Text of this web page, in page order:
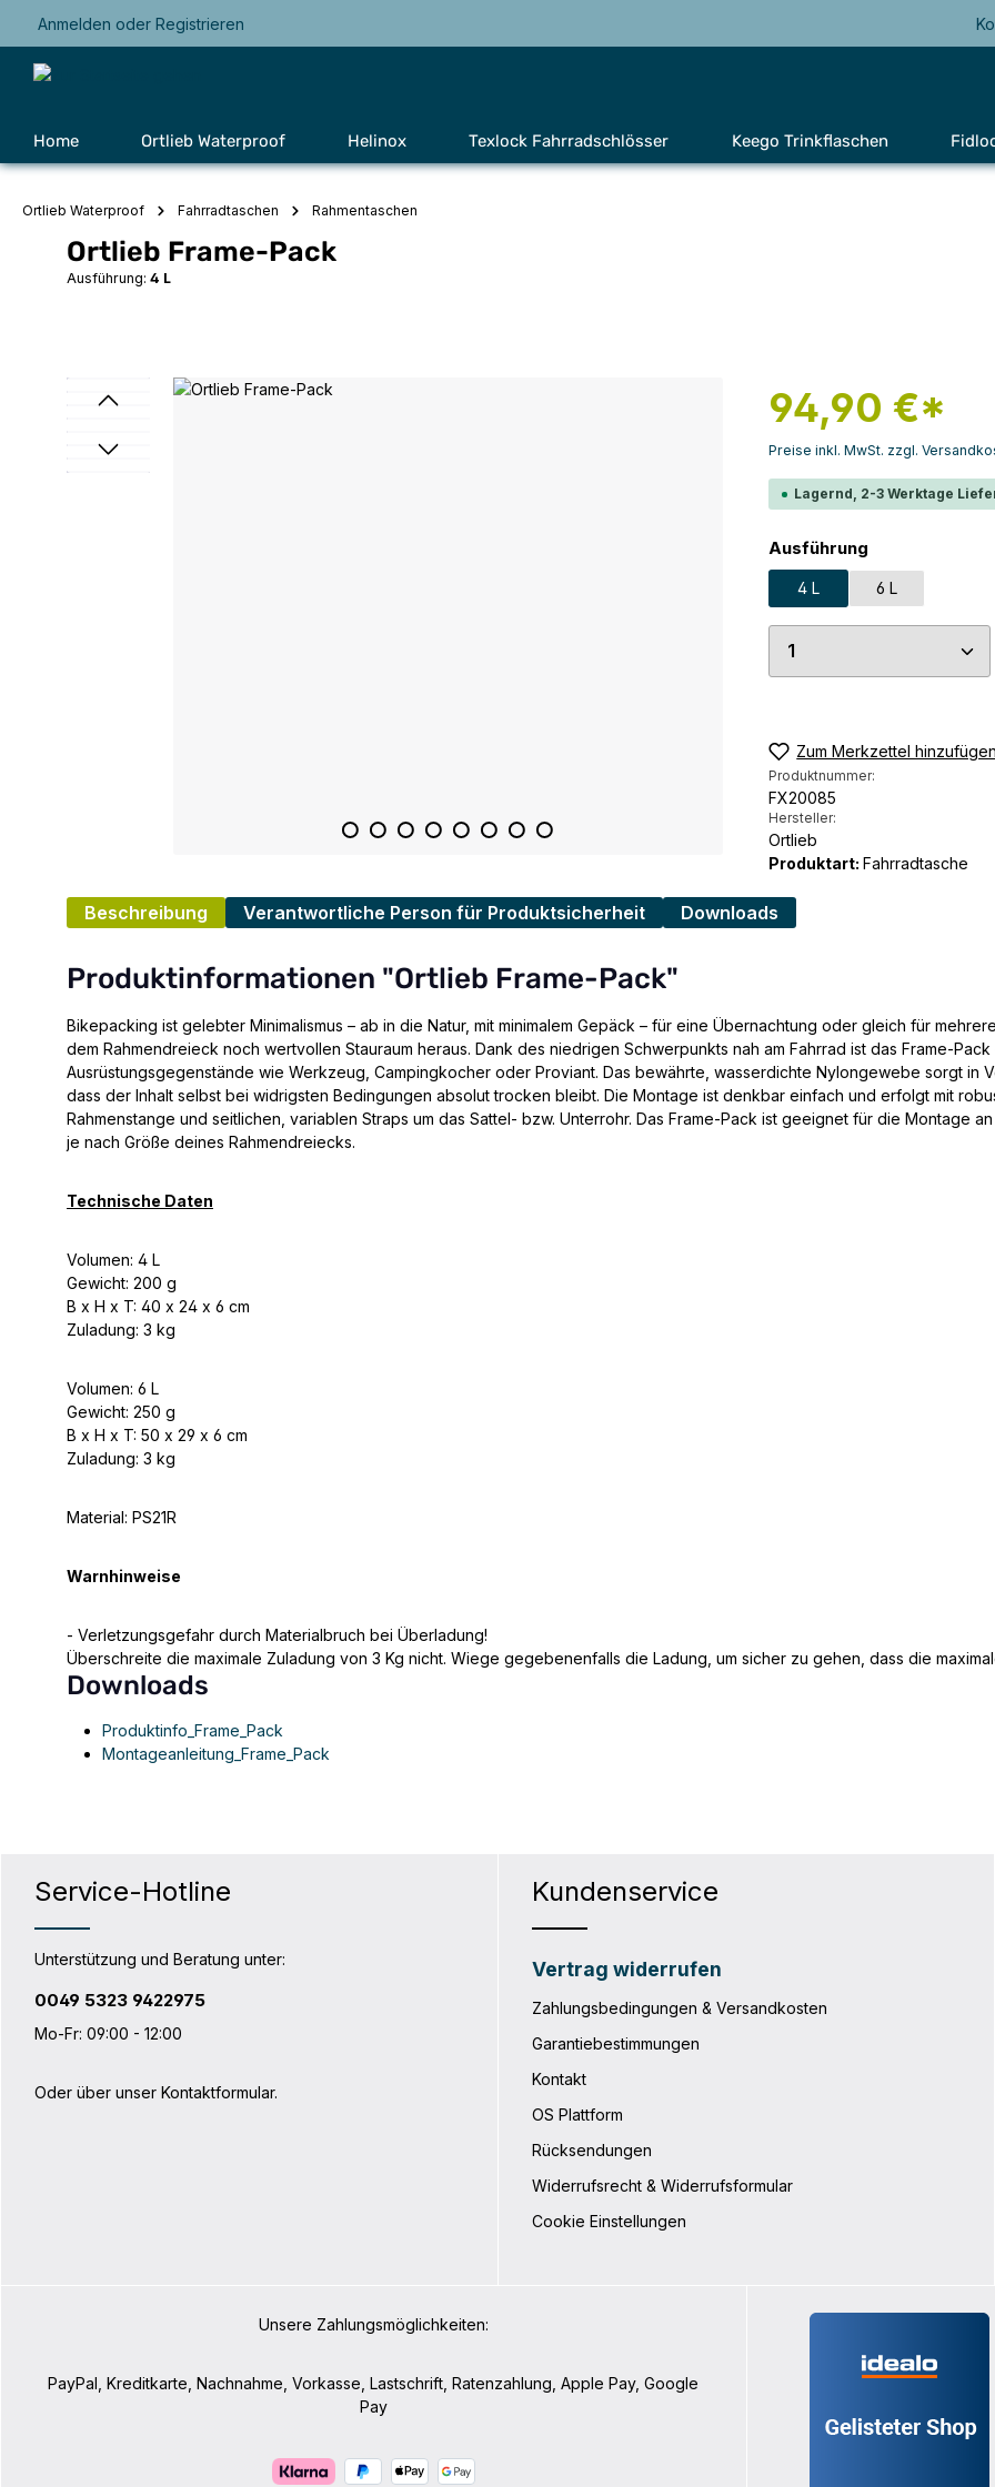
Hauptnavigation springen
Anmelden oder Registrieren
Home Ortlieb Waterproof Helinox Texlock Fahrradschlösser Keego Trinkflaschen
Ortlieb Waterproof Fahrradtaschen Rahmentaschen
Ortlieb Frame-Pack
Ausführung: 4 L
Bildergalerie überspringen 94,90 €*
Preise inkl. MwSt. zzgl.
Lagernd, 2-3 Werktage
Ausführung
4 L 6 L
Produkt Anzahl:
Zum Merkzettel hinzufügen
Produktnummer:
FX20085
Hersteller:
Ortlieb
Produktart: Fahrradtasche
Beschreibung Verantwortliche Person für Produktsicherheit Downloads
Produktinformationen "Ortlieb Frame-Pack"
Bikepacking ist gelebter Minimalismus – ab in die Natur, mit minimalem Gepäck – für eine Übernachtung oder gleich für
dem Rahmendreieck noch wertvollen Stauraum heraus. Dank des niedrigen Schwerpunkts nah am Fahrrad ist das Frame-
Ausrüstungsgegenstände wie Werkzeug, Campingkocher oder Proviant. Das bewährte, wasserdichte Nylongewebe sorgt in
dass der Inhalt selbst bei widrigsten Bedingungen absolut trocken bleibt. Die Montage ist denkbar einfach und erfolgt mit
Rahmenstange und seitlichen, variablen Straps um das Sattel- bzw. Unterrohr. Das Frame-Pack ist geeignet für die Montage
je nach Größe deines Rahmendreiecks.
Technische Daten
Volumen: 4 L
Gewicht: 200 g
B x H x T: 40 x 24 x 6 cm
Zuladung: 3 kg
Volumen: 6 L
Gewicht: 250 g
B x H x T: 50 x 29 x 6 cm
Zuladung: 3 kg
Material: PS21R
Warnhinweise
- Verletzungsgefahr durch Materialbruch bei Überladung!
Überschreite die maximale Zuladung von 3 Kg nicht. Wiege gegebenenfalls die Ladung, um sicher zu gehen, dass die
Downloads
Produktinfo_Frame_Pack
Montageanleitung_Frame_Pack
Service-Hotline
Unterstützung und Beratung unter:
0049 5323 9422975
Mo-Fr: 09:00 - 12:00
Oder über unser Kontaktformular.
Kundenservice
Vertrag widerrufen
Zahlungsbedingungen & Versandkosten
Garantiebestimmungen
Kontakt
OS Plattform
Rücksendungen
Widerrufsrecht & Widerrufsformular
Cookie Einstellungen
Unsere Zahlungsmöglichkeiten:
PayPal, Kreditkarte, Nachnahme, Vorkasse, Lastschrift, Ratenzahlung, Apple Pay, Google
Pay